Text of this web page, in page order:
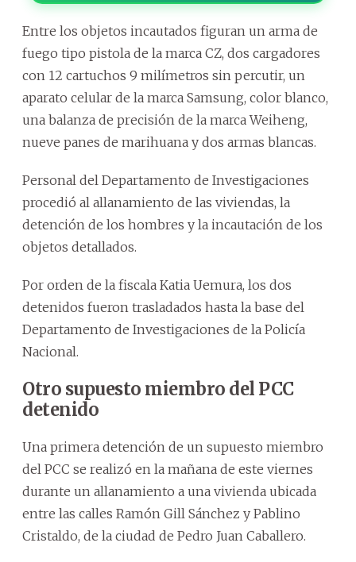
Entre los objetos incautados figuran un arma de
fuego tipo pistola de la marca CZ, dos cargadores
con 12 cartuchos 9 milímetros sin percutir, un
aparato celular de la marca Samsung, color blanco,
una balanza de precisión de la marca Weiheng,
nueve panes de marihuana y dos armas blancas.
Personal del Departamento de Investigaciones
procedió al allanamiento de las viviendas, la
detención de los hombres y la incautación de los
objetos detallados.
Por orden de la fiscala Katia Uemura, los dos
detenidos fueron trasladados hasta la base del
Departamento de Investigaciones de la Policía
Nacional.
Otro supuesto miembro del PCC
detenido
Una primera detención de un supuesto miembro
del PCC se realizó en la mañana de este viernes
durante un allanamiento a una vivienda ubicada
entre las calles Ramón Gill Sánchez y Pablino
Cristaldo, de la ciudad de Pedro Juan Caballero.